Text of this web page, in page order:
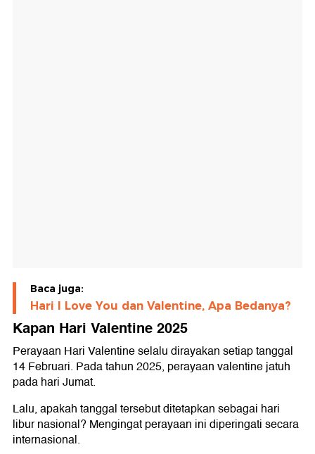
Baca juga:
Hari I Love You dan Valentine, Apa Bedanya?
Kapan Hari Valentine 2025
Perayaan Hari Valentine selalu dirayakan setiap tanggal
14 Februari. Pada tahun 2025, perayaan valentine jatuh
pada hari Jumat.
Lalu, apakah tanggal tersebut ditetapkan sebagai hari
libur nasional? Mengingat perayaan ini diperingati secara
internasional.